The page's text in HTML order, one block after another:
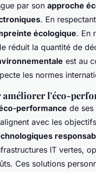
par son approche
. En
écologique. En
réduit la quantité de
est au
les normes
l'éco-
performance de
avec les
IT vertes,
Ces solutions